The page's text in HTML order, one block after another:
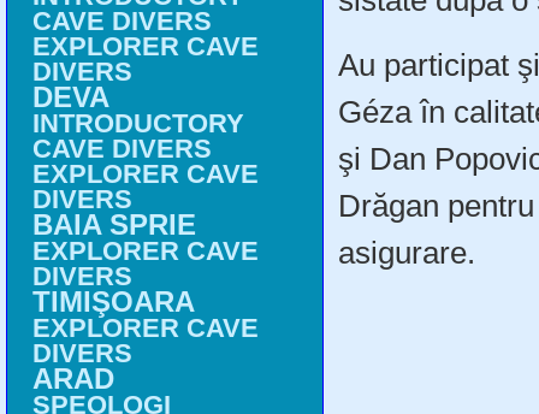
CAVE DIVERS
EXPLORER CAVE
DIVERS
DEVA
INTRODUCTORY
CAVE DIVERS
EXPLORER CAVE
DIVERS
BAIA SPRIE
EXPLORER CAVE
DIVERS
TIMIŞOARA
EXPLORER CAVE
DIVERS
ARAD
SPEOLOGI
Au participat
Géza în
şi Dan
Drăgan
asigurare.